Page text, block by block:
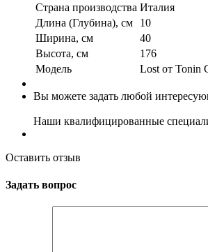
Страна производства Италия
Длина (Глубина), см
10
Ширина, см
40
Высота, см
176
Модель
Lost от Tonin
Вы можете задать любой
Наши квалифицированные
Оставить отзыв
Задать вопрос